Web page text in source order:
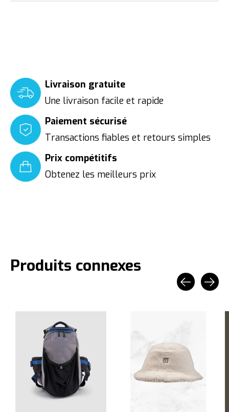
Livraison gratuite
Une livraison facile et rapide
Paiement sécurisé
Transactions fiables et retours simples
Prix compétitifs
Obtenez les meilleurs prix
Produits connexes